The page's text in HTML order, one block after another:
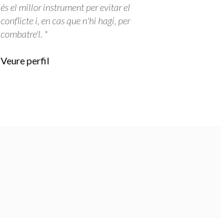
és el millor instrument per evitar el
conflicte i, en cas que n'hi hagi, per
combatre'l. "
Veure perfil